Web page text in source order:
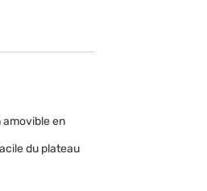
en
du plateau